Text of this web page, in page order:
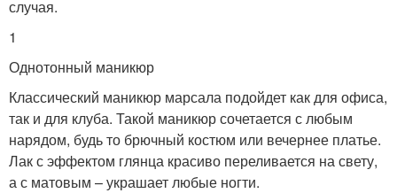
случая.
1
Однотонный маникюр
Классический маникюр марсала подойдет как для офиса,
так и для клуба. Такой маникюр сочетается с любым
нарядом, будь то брючный костюм или вечернее платье.
Лак с эффектом глянца красиво переливается на свету,
а с матовым – украшает любые ногти.